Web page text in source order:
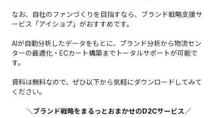
なお、自社のファンづくりを目指すなら、ブランド戦略支援サ
ービス「アイショプ」がおすすめです。
AIが自動分析したデータをもとに、ブランド分析から物流セン
ターの最適化・ECカート構築までトータルサポートが可能で
す。
資料は無料なので、ぜひ以下から気軽にダウンロードしてみて
ください。​​​​​​​
＼ブランド戦略をまるっとおまかせのD2Cサービス／